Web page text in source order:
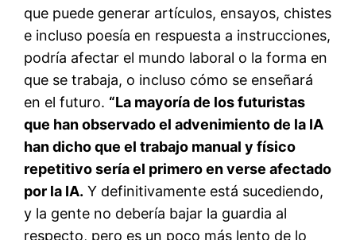
que puede generar artículos, ensayos, chistes
e incluso poesía en respuesta a instrucciones,
podría afectar el mundo laboral o la forma en
que se trabaja, o incluso cómo se enseñará
en el futuro. “La mayoría de los futuristas
que han observado el advenimiento de la IA
han dicho que el trabajo manual y físico
repetitivo sería el primero en verse afectado
por la IA. Y definitivamente está sucediendo,
y la gente no debería bajar la guardia al
respecto, pero es un poco más lento de lo